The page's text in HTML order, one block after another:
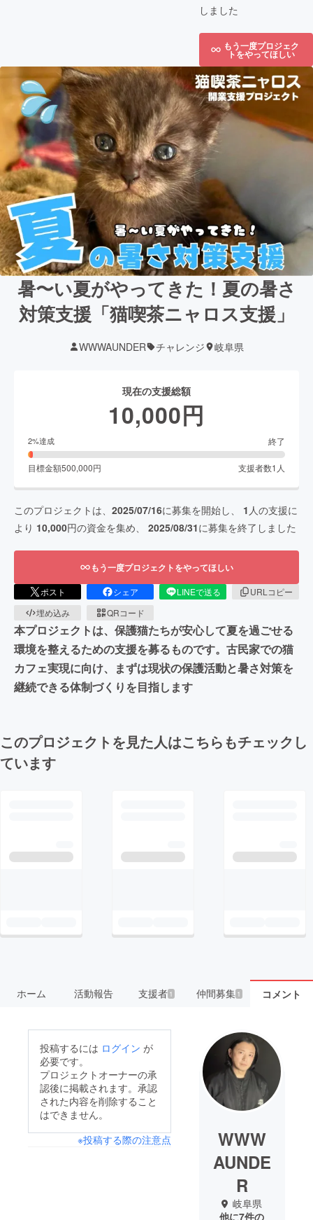
しました
もう一度プロジェク
トをやってほしい
暑〜い夏がやってきた！夏の暑さ
対策支援「猫喫茶ニャロス支援」
WWWAUNDER チャレンジ 岐阜県
現在の支援総額
10,000円
2%達成 終了
目標金額500,000円 支援者数1 人
このプロジェクトは、 2025/07/16に募集を開始し、 1 人の支援に
より 10,000円の資金を集め、 2025/08/31に募集を終了しました
もう一度プロジェクトをやってほしい
ポスト シェア LINEで送る
URLコピー
埋め込み
QRコード
本プロジェクトは、保護猫たちが安心して夏を過ごせる
環境を整えるための支援を募るものです。古民家での猫
カフェ実現に向け、まずは現状の保護活動と暑さ対策を
継続できる体制づくりを目指します
このプロジェクトを見た人はこちらもチェックし
ています
ホーム 活動報告 支援者 1 仲間募集 1 コメント
投稿するには ログイン が
必要です。
プロジェクトオーナーの承
認後に掲載されます。承認
された内容を削除すること
はできません。
※投稿する際の注意点
WWW
AUNDE
R
岐阜県
他に7件の